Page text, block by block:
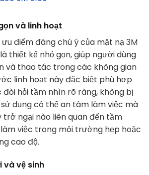
và linh hoạt
điểm đáng chú ý của mặt nạ 3M
thiết kế nhỏ gọn, giúp người dùng
và thao tác trong các không gian
linh hoạt này đặc biệt phù hợp
hỏi tầm nhìn rõ ràng, không bị
dụng có thể an tâm làm việc mà
trở ngại nào liên quan đến tầm
việc trong môi trường hẹp hoặc
cao độ.
và vệ sinh